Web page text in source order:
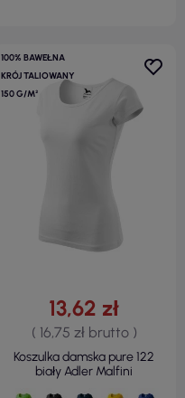
100% BAWEŁNA
KRÓJ TALIOWANY
150 G/M²
13,62 zł
( 16,75 zł brutto )
Koszulka damska pure 122
biały Adler Malfini